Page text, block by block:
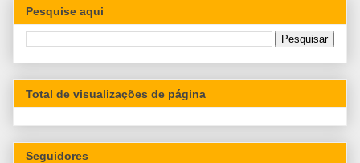
Pesquise aqui
Total de visualizações de página
Seguidores